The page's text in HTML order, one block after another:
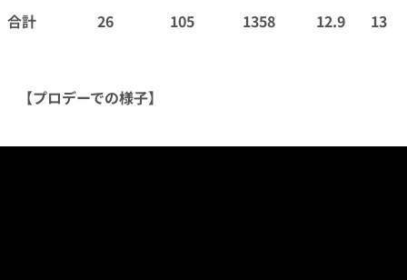
合計
26 105 1358 12.9 13
【プロデーでの様子】